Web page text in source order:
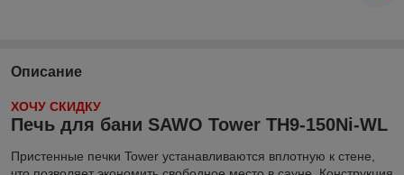
Описание
ХОЧУ СКИДКУ
Печь для бани SAWO Tower TH9-150Ni-WL
Пристенные печки Tower устанавливаются вплотную к стене,